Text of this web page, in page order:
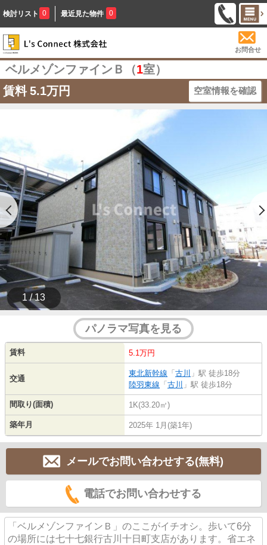
検討リスト 0 最近見た物件 0
お問合せ
ベルメゾンファインＢ（1室）
賃料 5.1万円 空室情報を確認
1 / 13
パノラマ写真を見る
賃料 5.1万円
交通
東北新幹線 「 古川 」駅 徒歩18分
陸羽東線 「 古川 」駅 徒歩18分
間取り(面積) 1K(33.20㎡)
築年月 2025年 1月(築1年)
メールでお問い合わせする(無料)
電話でお問い合わせする
「ベルメゾンファインＢ」のここがイチオシ。歩いて6分
の場所には七十七銀行古川十日町支店があります。省エネ